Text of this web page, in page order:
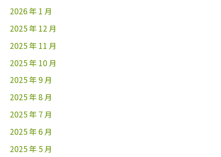
2026 年 1 月
2025 年 12 月
2025 年 11 月
2025 年 10 月
2025 年 9 月
2025 年 8 月
2025 年 7 月
2025 年 6 月
2025 年 5 月